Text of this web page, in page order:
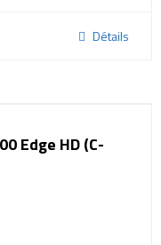
Détails
Edge HD (C-